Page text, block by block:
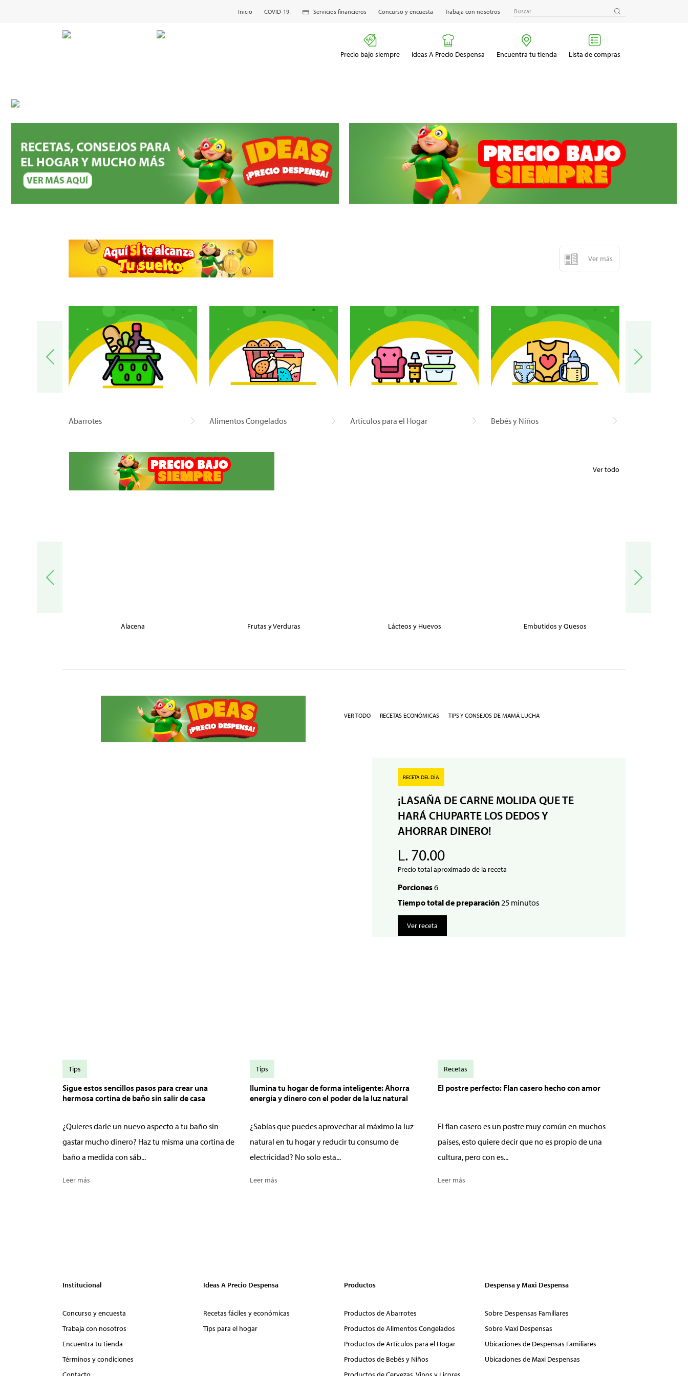
Inicio COVID-19 Servicios financieros Concurso y encuesta Trabaja con nosotros
Precio bajo siempre Ideas A Precio Despensa Encuentra tu tienda Lista de compras
Ver más
Abarrotes Alimentos Congelados Artículos para el Hogar Bebés y Niños
Ver todo
Alacena Frutas y Verduras Lácteos y Huevos Embutidos y Quesos
VER TODO RECETAS ECONÓMICAS TIPS Y CONSEJOS DE MAMÁ LUCHA
RECETA DEL DÍA
¡LASAÑA DE CARNE MOLIDA QUE TE
HARÁ CHUPARTE LOS DEDOS Y
AHORRAR DINERO!
L. 70.00
Precio total aproximado de la receta
Porciones6
Tiempo total de preparación 25 minutos
Ver receta
Sigue estos sencillos pasos para crear una
hermosa cortina de baño sin salir de casa
¿Quieres darle un nuevo aspecto a tu baño sin
gastar mucho dinero? Haz tu misma una cortina de
baño a medida con sáb...
Leer más
Tips
Ilumina tu hogar de forma inteligente: Ahorra
energía y dinero con el poder de la luz natural
¿Sabías que puedes aprovechar al máximo la luz
natural en tu hogar y reducir tu consumo de
electricidad? No solo esta...
Leer más
Tips
El postre perfecto: Flan casero hecho con amor
El flan casero es un postre muy común en muchos
países, esto quiere decir que no es propio de una
cultura, pero con es...
Leer más
Recetas
Institucional
Concurso y encuesta
Trabaja con nosotros
Encuentra tu tienda
Términos y condiciones
Ideas A Precio Despensa
Recetas fáciles y económicas
Tips para el hogar
Productos
Productos de Abarrotes
Productos de Alimentos Congelados
Productos de Artículos para el Hogar
Productos de Bebés y Niños
Despensa y Maxi Despensa
Sobre Despensas Familiares
Sobre Maxi Despensas
Ubicaciones de Despensas Familiares
Ubicaciones de Maxi Despensas